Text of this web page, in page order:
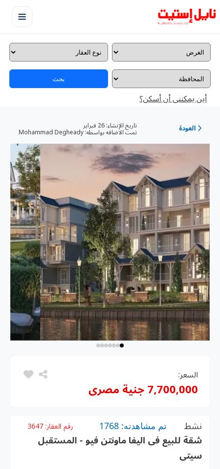
بحث
أين يمكننى أن أسكن؟
العودة تاريخ الإنشاء:
تمت الاضافه بواسطه: Mohammad Degheady
السعر:
7,700,000 جنية مصرى
نشط تم مشاهدته: 1768 رقم العقار:3647
شقة للبيع فى اليفا ماونتن فيو - المستقبل
سيتى